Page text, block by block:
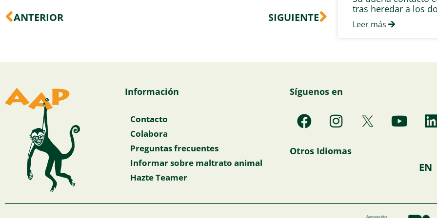
Ant
ANTERIOR SIGUIENTESiguiente
tras heredar a los
Leer más
Información
Contacto
Colabora
Preguntas frecuentes
Informar sobre maltrato animal
Hazte Teamer
Síguenos en
F
a
e
o
I
n
t
r
Y
o
e
L
i
e
i
Otros Idiomas
EN